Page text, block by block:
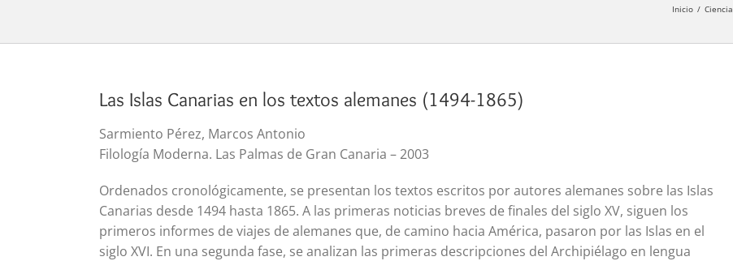
Inicio Ciencia
Las Islas Canarias en los textos alemanes (1494-1865)
Sarmiento Pérez, Marcos Antonio
Filología Moderna. Las Palmas de Gran Canaria – 2003
Ordenados cronológicamente, se presentan los textos escritos por autores alemanes sobre las Islas
Canarias desde 1494 hasta 1865. A las primeras noticias breves de finales del siglo XV, siguen los
primeros informes de viajes de alemanes que, de camino hacia América, pasaron por las Islas en el
siglo XVI. En una segunda fase, se analizan las primeras descripciones del Archipiélago en lengua